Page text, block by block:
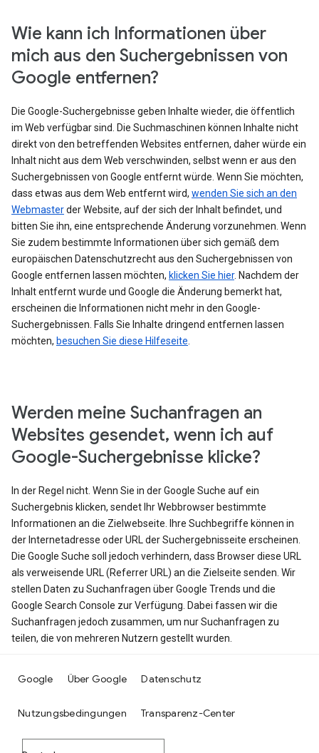
Wie kann ich Informationen über
mich aus den Suchergebnissen von
Google entfernen?
Die Google-Suchergebnisse geben Inhalte wieder, die öffentlich
im Web verfügbar sind. Die Suchmaschinen können Inhalte nicht
direkt von den betreffenden Websites entfernen, daher würde ein
Inhalt nicht aus dem Web verschwinden, selbst wenn er aus den
Suchergebnissen von Google entfernt würde. Wenn Sie möchten,
dass etwas aus dem Web entfernt wird, wenden Sie sich an den
Webmasterder Website, auf der sich der Inhalt befindet, und
bitten Sie ihn, eine entsprechende Änderung vorzunehmen. Wenn
Sie zudem bestimmte Informationen über sich gemäß dem
europäischen Datenschutzrecht aus den Suchergebnissen von
Google entfernen lassen möchten, klicken Sie hier. Nachdem der
Inhalt entfernt wurde und Google die Änderung bemerkt hat,
erscheinen die Informationen nicht mehr in den Google-
Suchergebnissen. Falls Sie Inhalte dringend entfernen lassen
möchten, besuchen Sie diese Hilfeseite
Werden meine Suchanfragen an
Websites gesendet, wenn ich auf
Google-Suchergebnisse klicke?
In der Regel nicht. Wenn Sie in der Google Suche auf ein
Suchergebnis klicken, sendet Ihr Webbrowser bestimmte
Informationen an die Zielwebseite. Ihre Suchbegriffe können in
der Internetadresse oder URL der Suchergebnisseite erscheinen.
Die Google Suche soll jedoch verhindern, dass Browser diese URL
als verweisende URL (Referrer URL) an die Zielseite senden. Wir
stellen Daten zu Suchanfragen über Google Trends und die
Google Search Console zur Verfügung. Dabei fassen wir die
Suchanfragen jedoch zusammen, um nur Suchanfragen zu
teilen, die von mehreren Nutzern gestellt wurden.
Google Über Google Datenschutz
Nutzungsbedingungen Transparenz-Center